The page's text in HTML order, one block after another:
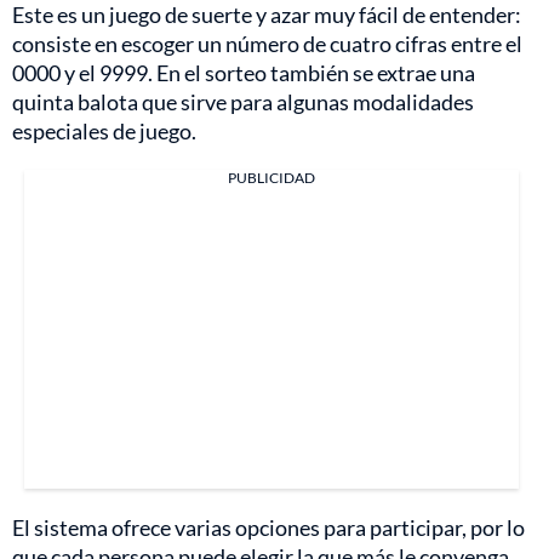
Este es un juego de suerte y azar muy fácil de entender:
consiste en escoger un número de cuatro cifras entre el
0000 y el 9999. En el sorteo también se extrae una
quinta balota que sirve para algunas modalidades
especiales de juego.
PUBLICIDAD
El sistema ofrece varias opciones para participar, por lo